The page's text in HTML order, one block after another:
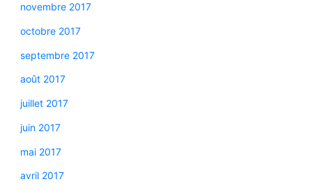
novembre 2017
octobre 2017
septembre 2017
août 2017
juillet 2017
juin 2017
mai 2017
avril 2017